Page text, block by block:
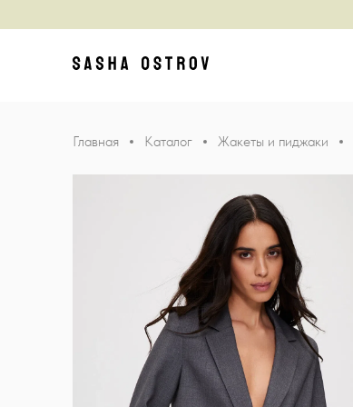
Главная
Главная Каталог Жакеты и пиджаки